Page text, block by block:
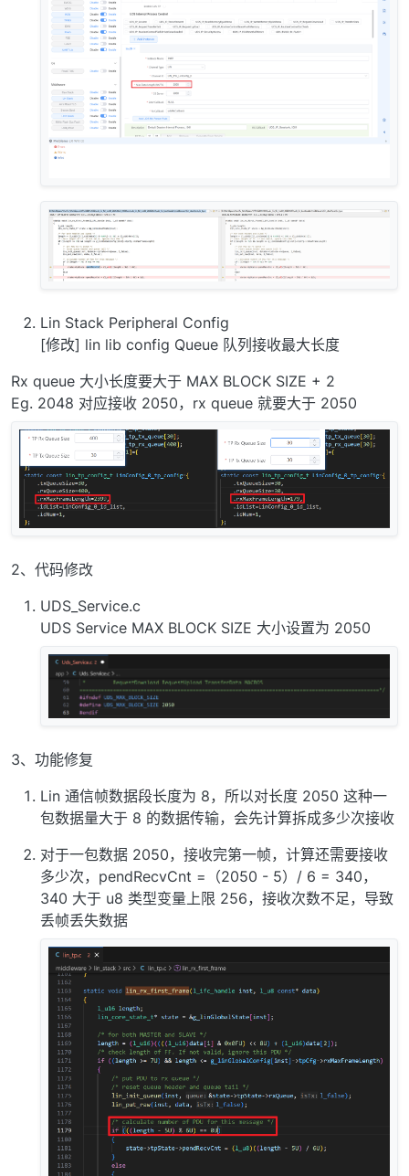
Lin Stack Peripheral Config
[修改] lin lib config Queue 队列接收最大长度
Rx queue 大小长度要大于 MAX BLOCK SIZE + 2
Eg. 2048 对应接收 2050，rx queue 就要大于 2050
2、代码修改
UDS_Service.c
UDS Service MAX BLOCK SIZE 大小设置为 2050
3、功能修复
Lin 通信帧数据段长度为 8，所以对长度 2050 这种一
包数据量大于 8 的数据传输，会先计算拆成多少次接收
对于一包数据 2050，接收完第一帧，计算还需要接收
多少次，pendRecvCnt =（2050 - 5）/ 6 = 340，
340 大于 u8 类型变量上限 256，接收次数不足，导致
丢帧丢失数据